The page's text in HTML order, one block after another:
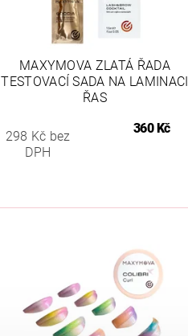
MAXYMOVA ZLATÁ ŘADA
TESTOVACÍ SADA NA LAMINACI
ŘAS
298 Kč bez
DPH
360 Kč